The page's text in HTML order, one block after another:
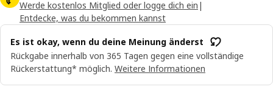
Werde kostenlos Mitglied oder logge dich ein |
Entdecke, was du bekommen kannst
Es ist okay, wenn du deine Meinung änderst
Rückgabe innerhalb von 365 Tagen gegen eine vollständige
Rückerstattung* möglich. Weitere Informationen